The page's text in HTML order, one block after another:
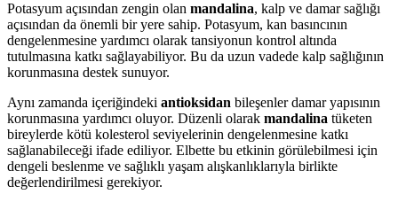
Potasyum açısından zengin olan mandalina, kalp ve damar sağlığı
açısından da önemli bir yere sahip. Potasyum, kan basıncının
dengelenmesine yardımcı olarak tansiyonun kontrol altında
tutulmasına katkı sağlayabiliyor. Bu da uzun vadede kalp sağlığının
korunmasına destek sunuyor.
Aynı zamanda içeriğindeki antioksidan bileşenler damar yapısının
korunmasına yardımcı oluyor. Düzenli olarak mandalina tüketen
bireylerde kötü kolesterol seviyelerinin dengelenmesine katkı
sağlanabileceği ifade ediliyor. Elbette bu etkinin görülebilmesi için
dengeli beslenme ve sağlıklı yaşam alışkanlıklarıyla birlikte
değerlendirilmesi gerekiyor.